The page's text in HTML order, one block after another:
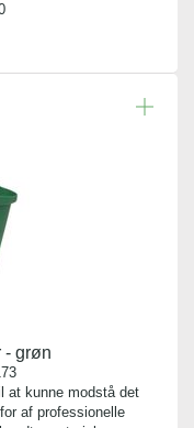
- grøn
at kunne modstå det
af professionelle